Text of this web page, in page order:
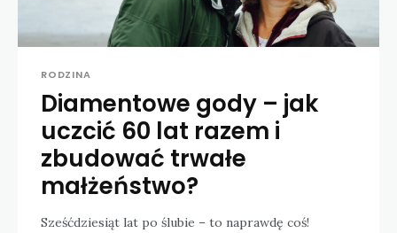
RODZINA
Diamentowe gody – jak
uczcić 60 lat razem i
zbudować trwałe
małżeństwo?
Sześćdziesiąt lat po ślubie – to naprawdę coś!